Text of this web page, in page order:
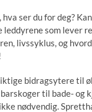
, hva ser du for deg?
som lever
livssyklus, og
bidragsytere til
til bade- og
nødvendig.